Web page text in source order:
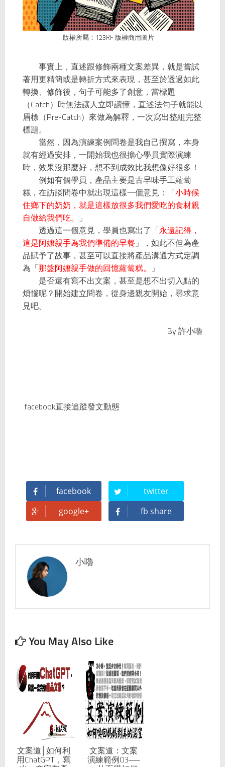
版權所屬：123RF 版權商用圖片
事實上，直述跟修飾兩種文案差異，就是嘗試
著用更精簡或是轉折方式來表現，甚至於透過如此
轉換、修飾後，句子可能多了創意，當標題
（Catch）時無法讓人立即讀懂，直述法句子就能以
眉標（Pre-Catch）來做為解釋，一次寫出整組完整
標題。
當然，因為演練案例問卷是我自己撰寫，本身
就有經過安排，一開始我也很擔心學員實際演練
時，效果沒那麼好，想不到成效比我想像好很多！
例如有個學員，產品主要是古早味手工蘿蔔
糕，在訪談問卷中就出現這樣一個意見：「 小時候
住鄉下的奶奶，就是這樣放很多我們愛吃的食材親
自做給我們吃。
」
透過這一個意見，學員也寫出了「 永遠記得，
這是阿嬤親手為我們準備的早餐 」，如此不但為產
品賦予了故事，甚至可以直接將產品溝通方式定調
為「 那盤阿嬤親手做的回憶蘿蔔糕。
」
是否還有寫不出文案，甚至是想不出切入點的
煩惱呢？開始建立問卷，從身邊親友開始，尋求意
見吧。
By 許小嚕
facebook直接追蹤發文動態
facebook
twitter
google+
fb share
小嚕
You May Also Like
文案道│如何利
用ChatGPT，寫
文案道：文案
演練範例03──